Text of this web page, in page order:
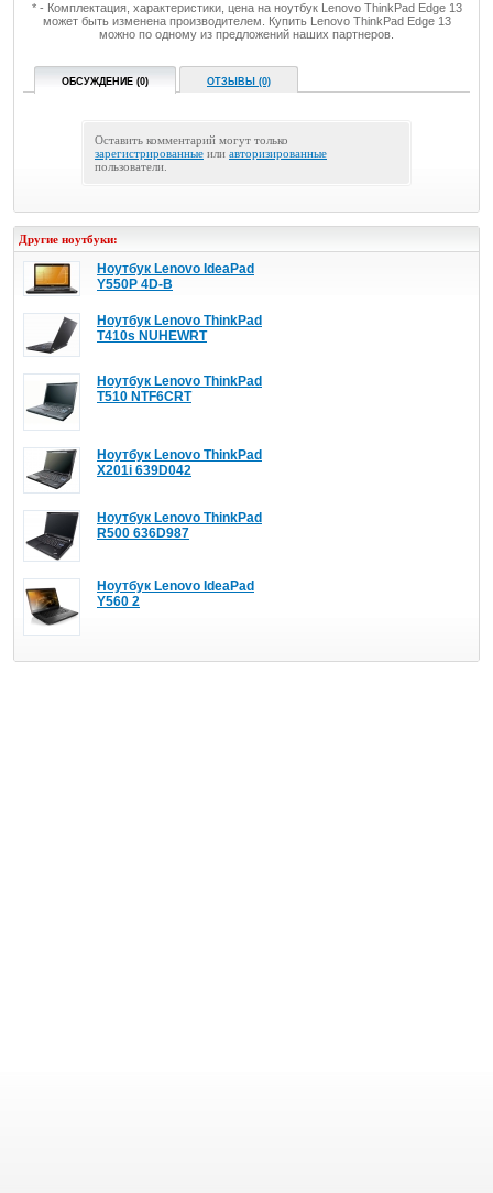
* - Комплектация, характеристики, цена на ноутбук Lenovo ThinkPad Edge 13
может быть изменена производителем. Купить Lenovo ThinkPad Edge 13
можно по одному из предложений наших партнеров.
ОБСУЖДЕНИЕ (0) ОТЗЫВЫ (0)
Оставить комментарий могут только
зарегистрированные или авторизированные
пользователи.
Другие ноутбуки:
Ноутбук Lenovo IdeaPad
Y550P 4D-B
Ноутбук Lenovo ThinkPad
T410s NUHEWRT
Ноутбук Lenovo ThinkPad
T510 NTF6CRT
Ноутбук Lenovo ThinkPad
X201i 639D042
Ноутбук Lenovo ThinkPad
R500 636D987
Ноутбук Lenovo IdeaPad
Y560 2